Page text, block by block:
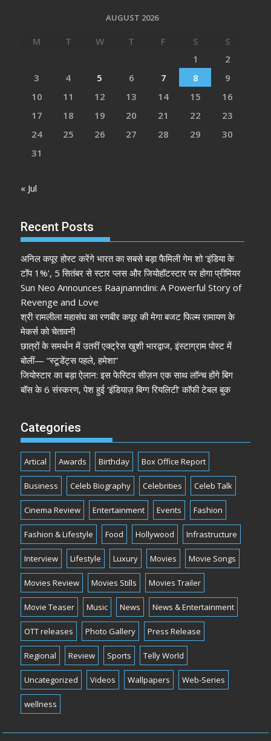
AUGUST 2026
M T W T F S
S
1
2
3
4 5 6 7 8
9
10
11 12 13 14 15
16
17
18 19 20 21 22
23
24
25 26 27 28 29
30
31
« Jul
Recent Posts
अनिल कपूर होस्ट करेंगे भारत का सबसे बड़ा फैमिली गेम शो ‘इंडिया के
टॉप 1%’, 5 सितंबर से स्टार प्लस और जियोहॉटस्टार पर होगा प्रीमियर
Sun Neo Announces Raajnanndini: A Powerful Story of
Revenge and Love
श्री रामलीला महासंघ का रणबीर कपूर की मेगा बजट फिल्म रामायण के
मेकर्स को चेतावनी
छात्रों के समर्थन में उतरीं एक्ट्रेस खुशी भारद्वाज, इंस्टाग्राम पोस्ट में
बोलीं— “स्टूडेंट्स पहले, हमेशा”
जियोस्टार का बड़ा ऐलान: इस फेस्टिव सीज़न एक साथ लॉन्च होंगे बिग
बॉस के 6 संस्करण, पेश हुई ‘इंडियाज़ बिग्ग रियलिटी’ कॉफी टेबल बुक
Categories
Artical Awards Birthday Box Office Report
Business Celeb Biography Celebrities Celeb Talk
Cinema Review Entertainment Events Fashion
Fashion & Lifestyle Food Hollywood Infrastructure
Interview Lifestyle Luxury Movies Movie Songs
Movies Review Movies Stills Movies Trailer
Movie Teaser Music News News & Entertainment
OTT releases Photo Gallery Press Release
Regional Review Sports Telly World
Uncategorized Videos Wallpapers Web-Series
wellness